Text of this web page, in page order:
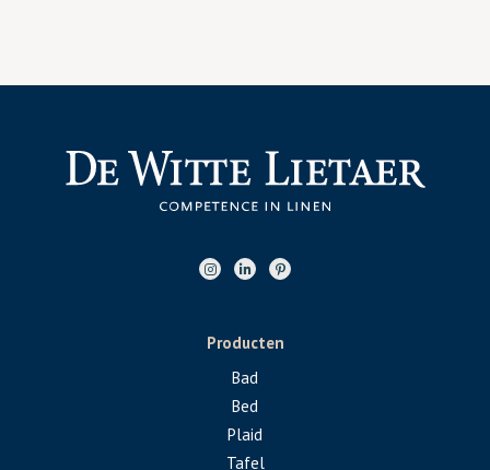
Producten
Bad
Bed
Plaid
Tafel